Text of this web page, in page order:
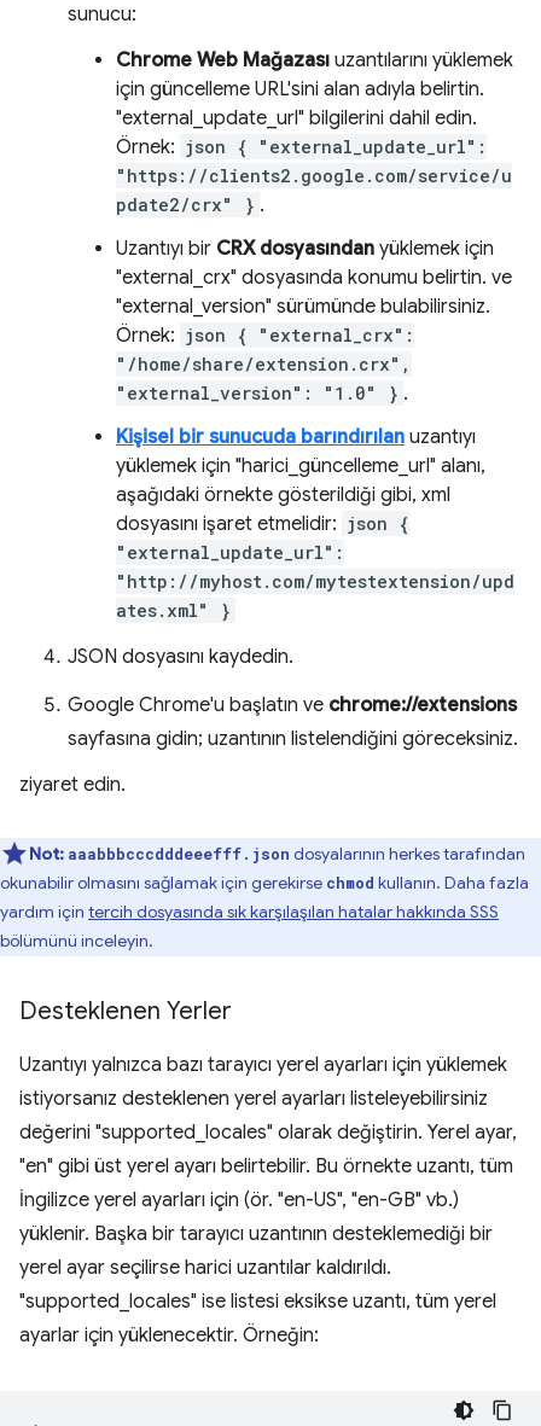
sunucu:
Chrome Web Mağazası uzantılarını yüklemek
için güncelleme URL'sini alan adıyla belirtin.
"external_update_url" bilgilerini dahil edin.
Örnek: json { "external_update_url":
"https://clients2.google.com/service/u
pdate2/crx" } .
Uzantıyı bir CRX dosyasından yüklemek için
"external_crx" dosyasında konumu belirtin. ve
"external_version" sürümünde bulabilirsiniz.
Örnek: json { "external_crx":
"/home/share/extension.crx",
"external_version": "1.0" } .
Kişisel bir sunucuda barındırılan uzantıyı
yüklemek için "harici_güncelleme_url" alanı,
aşağıdaki örnekte gösterildiği gibi, xml
dosyasını işaret etmelidir: json {
"external_update_url":
"http://myhost.com/mytestextension/upd
ates.xml" }
JSON dosyasını kaydedin.
Google Chrome'u başlatın ve chrome://extensions
sayfasına gidin; uzantının listelendiğini göreceksiniz.
ziyaret edin.
Not: aaabbbcccdddeeefff.json dosyalarının herkes tarafından
okunabilir olmasını sağlamak için gerekirse chmod kullanın. Daha fazla
yardım için tercih dosyasında sık karşılaşılan hatalar hakkında SSS
bölümünü inceleyin.
Desteklenen Yerler
Uzantıyı yalnızca bazı tarayıcı yerel ayarları için yüklemek
istiyorsanız desteklenen yerel ayarları listeleyebilirsiniz
değerini "supported_locales" olarak değiştirin. Yerel ayar,
"en" gibi üst yerel ayarı belirtebilir. Bu örnekte uzantı, tüm
İngilizce yerel ayarları için (ör. "en-US", "en-GB" vb.)
yüklenir. Başka bir tarayıcı uzantının desteklemediği bir
yerel ayar seçilirse harici uzantılar kaldırıldı.
"supported_locales" ise listesi eksikse uzantı, tüm yerel
ayarlar için yüklenecektir. Örneğin: